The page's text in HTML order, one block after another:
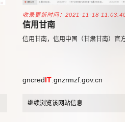
收录更新时间：2021-11-18
信用甘南
信用甘南，信用中国（甘肃甘南）官方
gncredIT .gnzrmzf.gov.cn
继续浏览该网站信息